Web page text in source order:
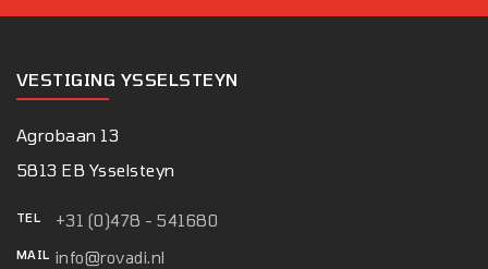
VESTIGING YSSELSTEYN
Agrobaan 13
5813 EB Ysselsteyn
TEL +31 (0)478 - 541680
MAIL info@rovadi.nl